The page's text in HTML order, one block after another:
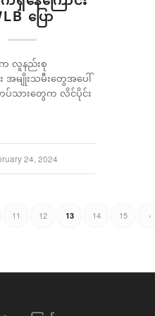
ပြော
က လူနည်းစု
အမျိုးသမီးတွေအပေါ်
ပ်သားတွေက လိင်ပိုင်း
24, 2024
11 12 13 14 15 ›